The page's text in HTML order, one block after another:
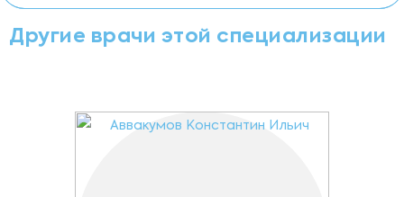
Другие врачи этой специализации